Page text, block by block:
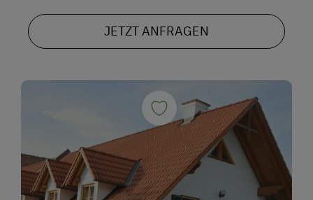
JETZT ANFRAGEN